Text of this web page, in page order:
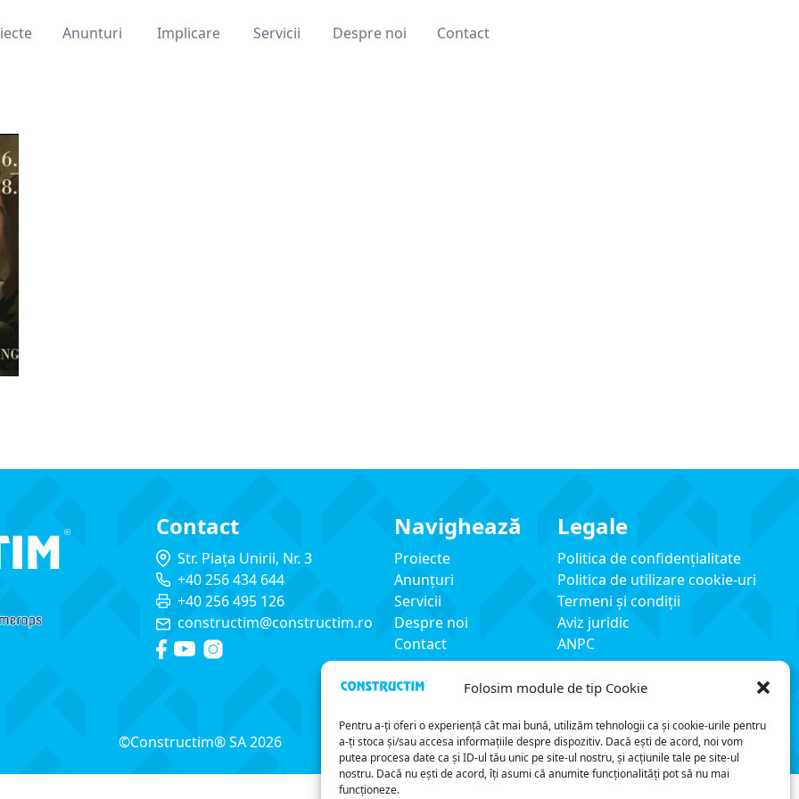
Folosim module de tip Cookie
Pentru a-ți oferi o experiență cât mai bună, utilizăm tehnologii ca și cookie-urile pentru
a-ți stoca și/sau accesa informațiile despre dispozitiv. Dacă ești de acord, noi vom
putea procesa date ca și ID-ul tău unic pe site-ul nostru, și acțiunile tale pe site-ul
nostru. Dacă nu ești de acord, îți asumi că anumite funcționalități pot să nu mai
funcționeze.
Anunturi Implicare Servicii Despre noi Contact
Contact
Str. Piața Unirii, Nr. 3
+40 256 434 644
+40 256 495 126
constructim@constructim.ro
Navighează
Proiecte
Anunțuri
Servicii
Despre noi
Contact
Legale
Politica de confidențialitate
Politica de utilizare cookie-uri
Termeni și condiții
Aviz juridic
ANPC
©Constructim® SA 2026